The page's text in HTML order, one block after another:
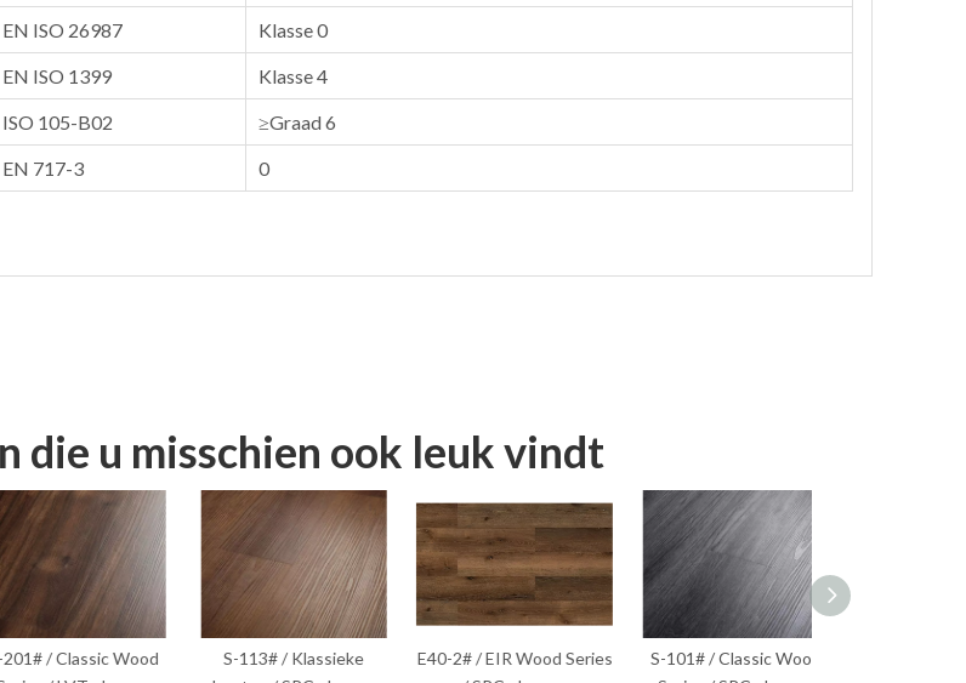
EN ISO 26987
Klasse 0
EN ISO 1399
Klasse 4
ISO 105-B02
≥Graad 6
EN 717-3 0
die u misschien ook leuk vindt
/ Classic Wood
S-113# / Klassieke
E40-2# / EIR Wood Series
S-101# / Classic Wood